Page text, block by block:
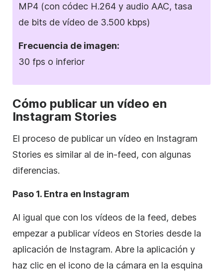
MP4 (con códec H.264 y audio AAC, tasa
de bits de vídeo de 3.500 kbps)
Frecuencia de imagen:
30 fps o inferior
Cómo publicar un vídeo en
Instagram Stories
El proceso de publicar un vídeo en Instagram
Stories es similar al de in-feed, con algunas
diferencias.
Paso 1. Entra en Instagram
Al igual que con los vídeos de la feed, debes
empezar a publicar vídeos en Stories desde la
aplicación de Instagram. Abre la aplicación y
haz clic en el icono de la cámara en la esquina